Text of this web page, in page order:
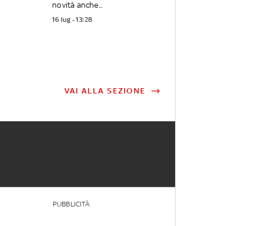
novità anche...
16 lug - 13:28
VAI ALLA SEZIONE
PUBBLICITÀ